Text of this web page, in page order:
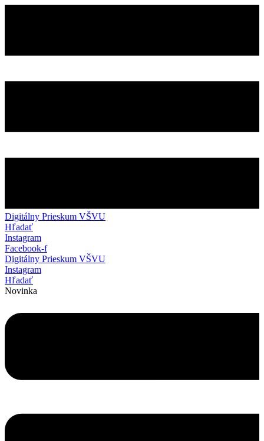
Digitálny Prieskum VŠVU
Hľadať
Instagram
Facebook-f
Digitálny Prieskum VŠVU
Instagram
Hľadať
Novinka